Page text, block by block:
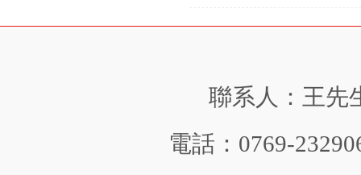
聯系人：王先
電話：0769-